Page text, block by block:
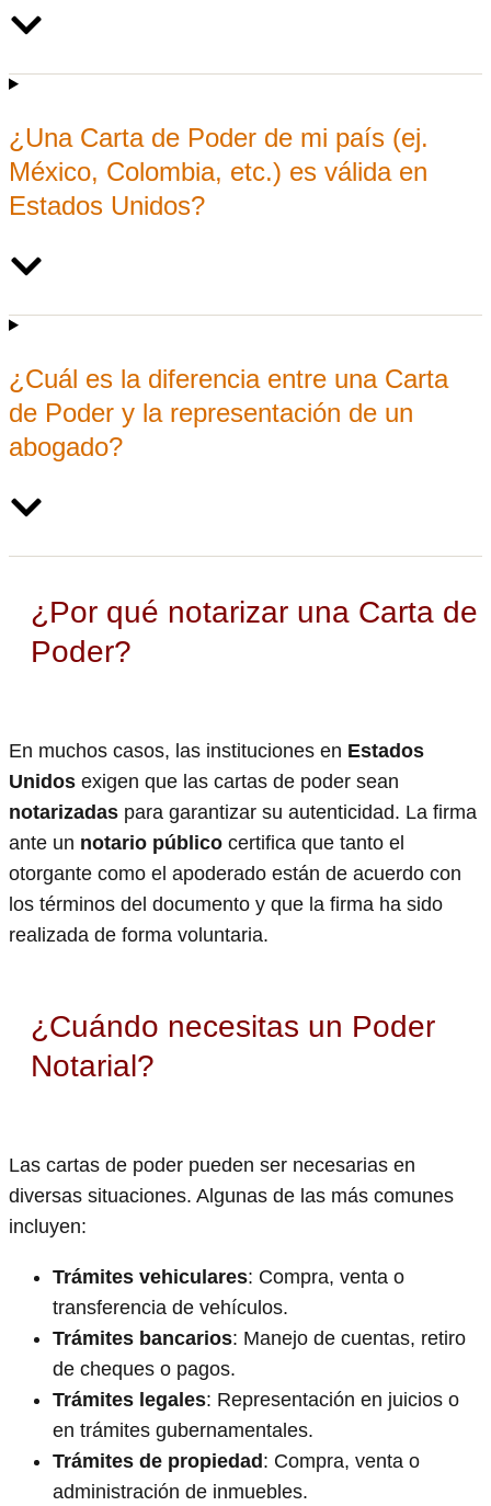
¿Una Carta de Poder de mi país (ej.
México, Colombia, etc.) es válida en
Estados Unidos?
¿Cuál es la diferencia entre una Carta
de Poder y la representación de un
abogado?
¿Por qué notarizar una Carta de
Poder?
En muchos casos, las instituciones en Estados
Unidos exigen que las cartas de poder sean
notarizadas para garantizar su autenticidad. La firma
ante un notario público certifica que tanto el
otorgante como el apoderado están de acuerdo con
los términos del documento y que la firma ha sido
realizada de forma voluntaria.
¿Cuándo necesitas un Poder
Notarial?
Las cartas de poder pueden ser necesarias en
diversas situaciones. Algunas de las más comunes
incluyen:
Trámites vehiculares: Compra, venta o
transferencia de vehículos.
Trámites bancarios: Manejo de cuentas, retiro
de cheques o pagos.
Trámites legales: Representación en juicios o
en trámites gubernamentales.
Trámites de propiedad: Compra, venta o
administración de inmuebles.